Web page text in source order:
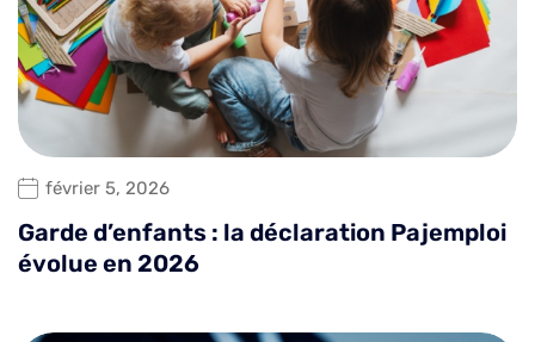
février 5, 2026
Garde d’enfants : la déclaration Pajemploi
évolue en 2026